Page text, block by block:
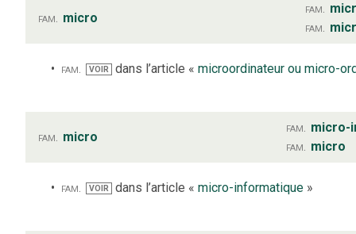
fam. micro
fam.
fam.
fam. VOIR dans l’article « microordinateur ou micro-
fam. micro
fam. micro-
fam. micro
fam. VOIR dans l’article « micro-informatique»